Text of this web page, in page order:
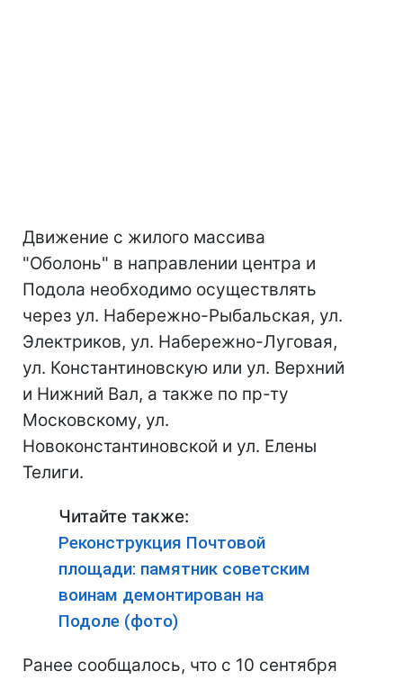
Движение с жилого массива
"Оболонь" в направлении центра и
Подола необходимо осуществлять
через ул. Набережно-Рыбальская, ул.
Электриков, ул. Набережно-Луговая,
ул. Константиновскую или ул. Верхний
и Нижний Вал, а также по пр-ту
Московскому, ул.
Новоконстантиновской и ул. Елены
Телиги.
Читайте также:
Реконструкция Почтовой
площади: памятник советским
воинам демонтирован на
Подоле (фото)
Ранее сообщалось, что с 10 сентября